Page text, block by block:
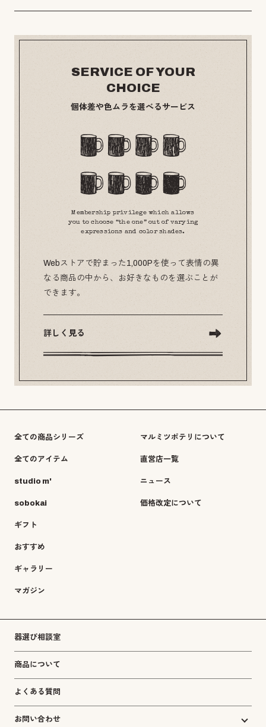
SERVICE OF YOUR
CHOICE
個体差や色ムラを選べるサービス
Membership privilege which allows
you to choose “the one” out of varying
expressions and color shades.
Webストアで貯まった1,000Pを使って表情の異
なる商品の中から、お好きなものを選ぶことが
できます。
詳しく見る
全ての商品シリーズ
全てのアイテム
studio m'
sobokai
ギフト
おすすめ
ギャラリー
マガジン
マルミツポテリについて
直営店一覧
ニュース
価格改定について
器選び相談室
商品について
よくある質問
お問い合わせ